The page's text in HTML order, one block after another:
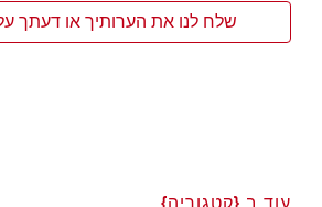
שלח לנו את הערותיך או דעתך